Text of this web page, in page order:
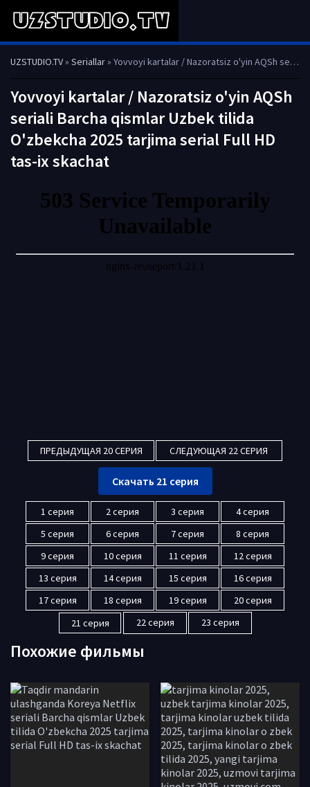
UZSTUDIO.TV» Seriallar» Yovvoyi kartalar / Nazoratsiz o'yin AQSh seriali Barcha qismlar Uzbek tilida O'zbekcha 2025 tarjima serial Full HD tas-ix skachat
Yovvoyi kartalar / Nazoratsiz o'yin AQSh
seriali Barcha qismlar Uzbek tilida
O'zbekcha 2025 tarjima serial Full HD
tas-ix skachat
ПРЕДЫДУЩАЯ 20 СЕРИЯ СЛЕДУЮЩАЯ 22 СЕРИЯ
Скачать 21 серия
1 серия 2 серия 3 серия
4 серия
5 серия
6 серия 7 серия
8 серия
9 серия
10 серия 11 серия
12 серия
13 серия
14 серия 15 серия
16 серия
17 серия
18 серия 19 серия
20 серия
21 серия
22 серия 23 серия
Похожие фильмы